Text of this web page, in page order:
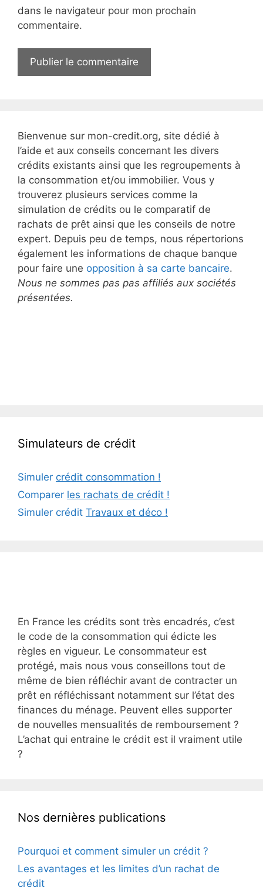
e
b
dans le navigateur pour mon prochain
commentaire.
Bienvenue sur mon-credit.org, site dédié à
l’aide et aux conseils concernant les divers
crédits existants ainsi que les regroupements à
la consommation et/ou immobilier. Vous y
trouverez plusieurs services comme la
simulation de crédits ou le comparatif de
rachats de prêt ainsi que les conseils de notre
expert. Depuis peu de temps, nous répertorions
également les informations de chaque banque
pour faire une opposition à sa carte bancaire.
Nous ne sommes pas pas affiliés aux sociétés
présentées.
Simulateurs de crédit
Simuler crédit consommation !
Comparer les rachats de crédit !
Simuler crédit Travaux et déco !
En France les crédits sont très encadrés, c’est
le code de la consommation qui édicte les
règles en vigueur. Le consommateur est
protégé, mais nous vous conseillons tout de
même de bien réfléchir avant de contracter un
prêt en réfléchissant notamment sur l’état des
finances du ménage. Peuvent elles supporter
de nouvelles mensualités de remboursement ?
L’achat qui entraine le crédit est il vraiment utile
?
Nos dernières publications
Pourquoi et comment simuler un crédit ?
Les avantages et les limites d’un rachat de
crédit